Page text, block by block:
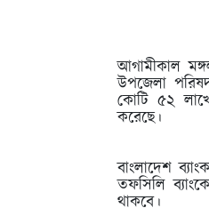
আগামীকাল
উপজেলা
কোটি ৫২
করেছে।
বাংলাদেশ
তফসিলি
থাকবে।